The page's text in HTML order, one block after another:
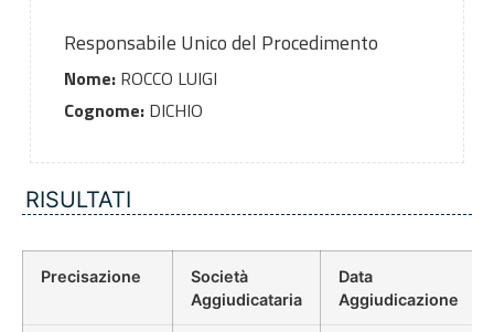
Responsabile Unico del Procedimento
Nome:ROCCO LUIGI
Cognome:DICHIO
RISULTATI
Precisazione
Società
Aggiudicataria
Data
Aggiudicazione